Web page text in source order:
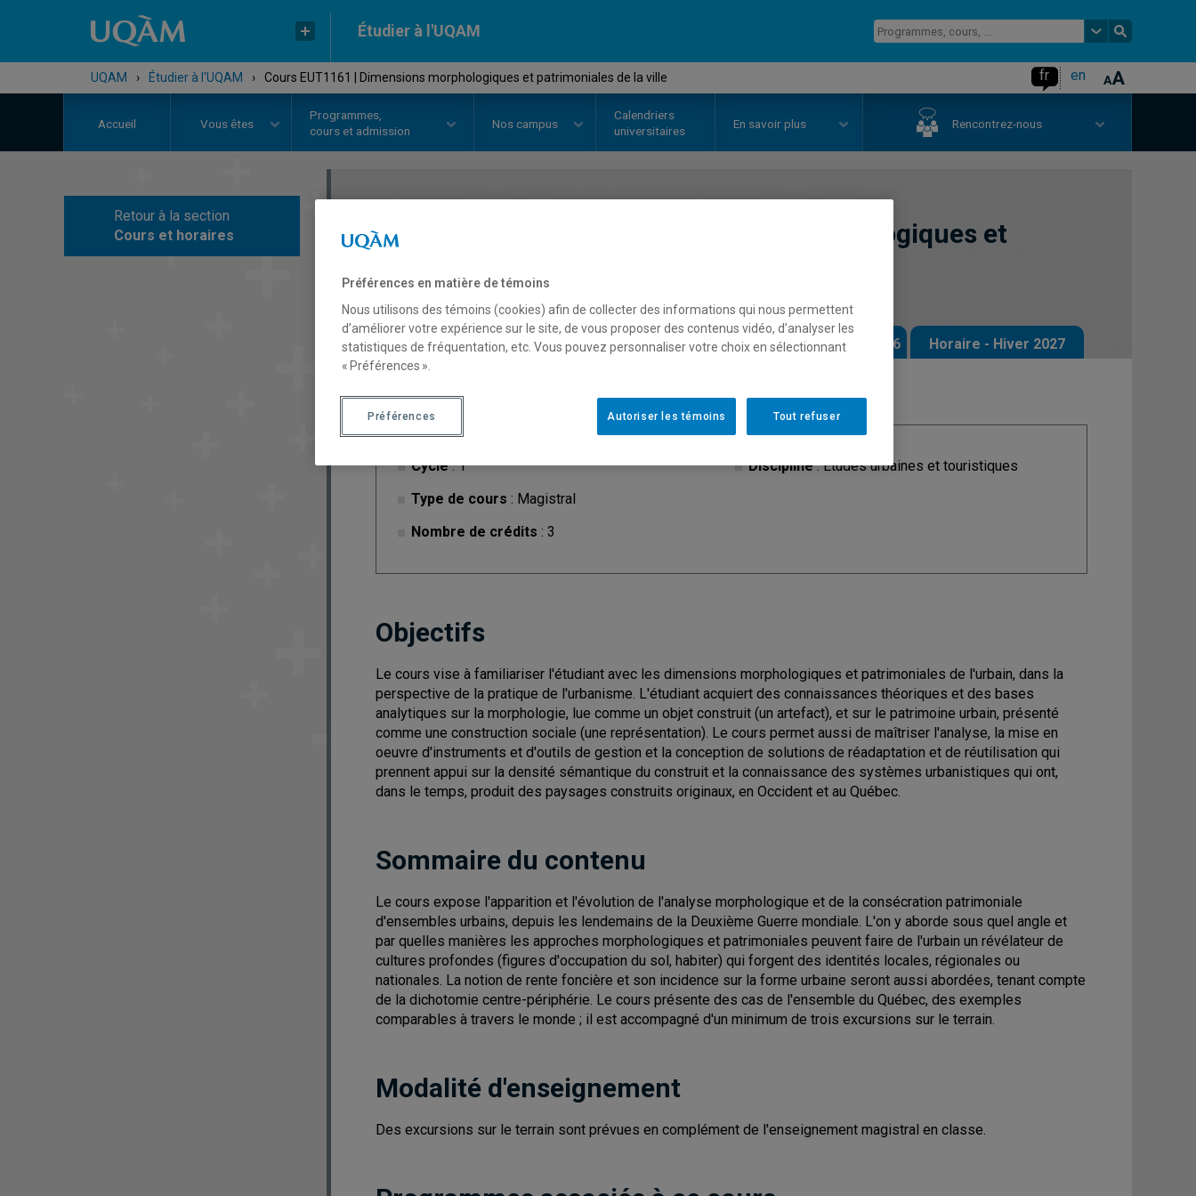
Étudier à l'UQAM
UQAM › Étudier à l'UQAM › Cours EUT1161 | Dimensions morphologiques et patrimoniales de la ville fr en
Accueil Vous êtes
Programmes,
cours et admission
Nos campus
Calendriers
universitaires
En savoir plus Rencontrez-nous
Retour à la section
Cours et horaires
COURS
Dimensions morphologiques et
patrimoniales de la ville
Description Horaire - Été 2026 Horaire - Automne 2026 Horaire - Hiver 2027
Cycle: 1
Type de cours : Magistral
Nombre de crédits : 3
Discipline: Études urbaines et touristiques
Objectifs
Le cours vise à familiariser l'étudiant avec les dimensions morphologiques et patrimoniales de l'urbain, dans la
perspective de la pratique de l'urbanisme. L'étudiant acquiert des connaissances théoriques et des bases
analytiques sur la morphologie, lue comme un objet construit (un artefact), et sur le patrimoine urbain, présenté
comme une construction sociale (une représentation). Le cours permet aussi de maîtriser l'analyse, la mise en
oeuvre d'instruments et d'outils de gestion et la conception de solutions de réadaptation et de réutilisation qui
prennent appui sur la densité sémantique du construit et la connaissance des systèmes urbanistiques qui ont,
dans le temps, produit des paysages construits originaux, en Occident et au Québec.
Sommaire du contenu
Le cours expose l'apparition et l'évolution de l'analyse morphologique et de la consécration patrimoniale
d'ensembles urbains, depuis les lendemains de la Deuxième Guerre mondiale. L'on y aborde sous quel angle et
par quelles manières les approches morphologiques et patrimoniales peuvent faire de l'urbain un révélateur de
cultures profondes (figures d'occupation du sol, habiter) qui forgent des identités locales, régionales ou
nationales. La notion de rente foncière et son incidence sur la forme urbaine seront aussi abordées, tenant compte
de la dichotomie centre-périphérie. Le cours présente des cas de l'ensemble du Québec, des exemples
comparables à travers le monde ; il est accompagné d'un minimum de trois excursions sur le terrain.
Modalité d'enseignement
Des excursions sur le terrain sont prévues en complément de l'enseignement magistral en classe.
Préférences en matière de témoins
Nous utilisons des témoins (cookies) afin de collecter des informations qui nous permettent
d’améliorer votre expérience sur le site, de vous proposer des contenus vidéo, d’analyser les
statistiques de fréquentation, etc. Vous pouvez personnaliser votre choix en sélectionnant
« Préférences ».
Tout refuser
Autoriser les témoins
Préférences